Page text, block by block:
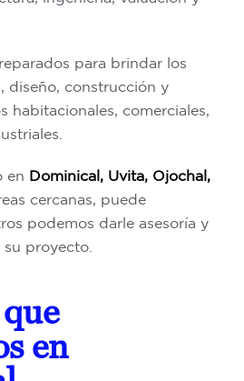
para brindar los
diseño, construcción y
habitacionales, comerciales,
en Dominical, Uvita, Ojochal,
cercanas, puede
podemos darle asesoría y
proyecto.
en